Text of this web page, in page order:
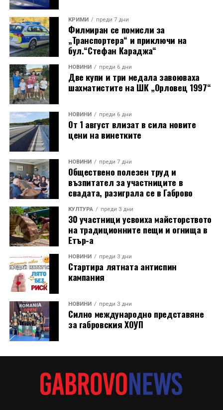
КРИМИ преди 7 дни
Филмиран се помисли за
„Транспортера“ и приключи на
бул.“Стефан Караджа“
НОВИНИ преди 6 дни
Две купи и три медала завоюваха
шахматистите на ШК „Орловец 1997“
НОВИНИ преди 6 дни
От 1 август влизат в сила новите
цени на винетките
НОВИНИ преди 7 дни
Обществено полезен труд и
възпитател за участниците в
свадата, разиграла се в Габрово
КУЛТУРА преди 3 дни
30 участници усвоиха майсторството
на традиционните пещи и огнища в
Етър-а
НОВИНИ преди 3 дни
Стартира лятната антиспин
кампания
НОВИНИ преди 3 дни
Силно международно представяне
за габровския ХОУП